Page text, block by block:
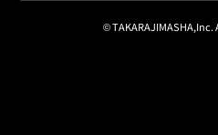
© TAKARAJIMASHA,Inc.